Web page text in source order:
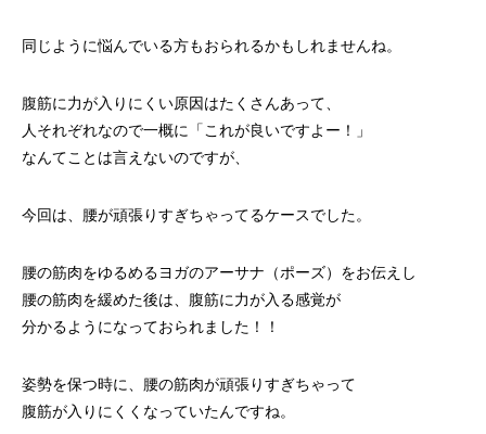
同じように悩んでいる方もおられるかもしれませんね。
腹筋に力が入りにくい原因はたくさんあって、
人それぞれなので一概に「これが良いですよー！」
なんてことは言えないのですが、
今回は、腰が頑張りすぎちゃってるケースでした。
腰の筋肉をゆるめるヨガのアーサナ（ポーズ）をお伝えし
腰の筋肉を緩めた後は、腹筋に力が入る感覚が
分かるようになっておられました！！
姿勢を保つ時に、腰の筋肉が頑張りすぎちゃって
腹筋が入りにくくなっていたんですね。